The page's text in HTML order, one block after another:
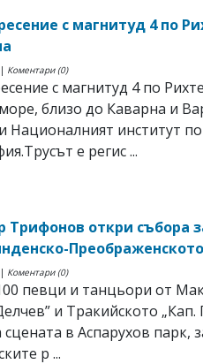
с магнитуд 4 по
Коментари (0)
с магнитуд 4 по
близо до Каварна и
Националният институт
е регис ...
Трифонов откри събора
Коментари (0)
певци и танцьори от
и Тракийското
сцената в Аспарухов парк,
р ...